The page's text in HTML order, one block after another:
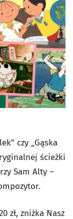
czy „Gąska
ścieżki
Sam Alty –
zł, zniżka Nasz